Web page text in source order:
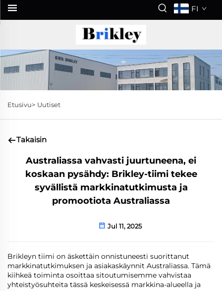
FI
Etusivu> Uutiset
Takaisin
Australiassa vahvasti juurtuneena, ei
koskaan pysähdy: Brikley-tiimi tekee
syvällistä markkinatutkimusta ja
promootiota Australiassa
Jul 11, 2025
Brikleyn tiimi on äskettäin onnistuneesti suorittanut
markkinatutkimuksen ja asiakaskäynnit Australiassa. Tämä
kiihkeä toiminta osoittaa sitoutumisemme vahvistaa
yhteistyösuhteita tässä keskeisessä markkina-alueella ja